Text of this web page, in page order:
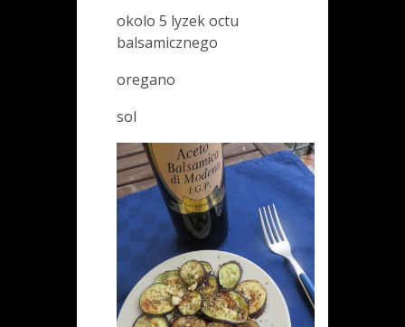
okolo 5 lyzek octu
balsamicznego
oregano
sol